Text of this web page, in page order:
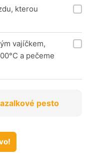
kterou
vajíčkem,
a pečeme
pesto